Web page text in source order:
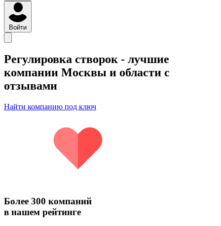
Войти
Регулировка створок - лучшие
компании Москвы и области с
отзывами
Найти компанию под ключ
Более 300 компаний
в нашем рейтинге